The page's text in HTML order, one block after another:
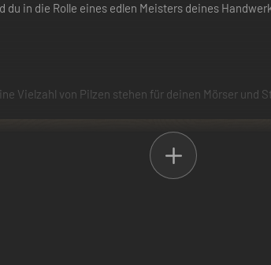
du in die Rolle eines edlen Meisters deines
Vielzahl von Pilzen stehen für deinen Mörser und